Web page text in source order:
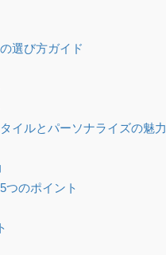
選び方ガイド
イルとパーソナライズの魅力
つのポイント